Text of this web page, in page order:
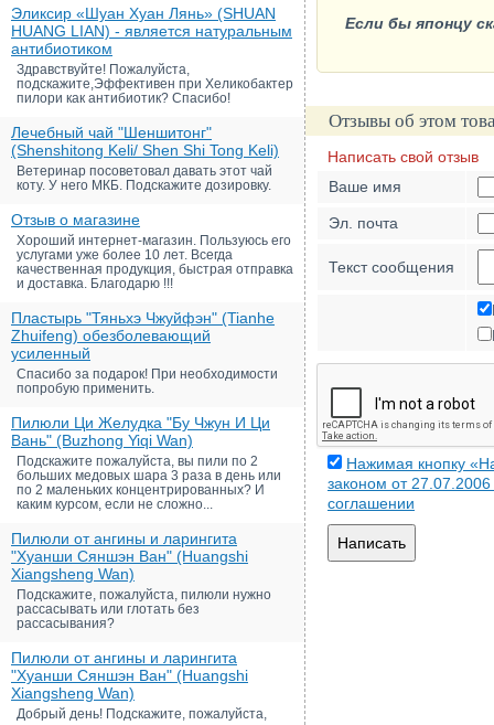
Эликсир «Шуан Хуан Лянь» (SHUAN
HUANG LIAN) - является натуральным
антибиотиком
Здравствуйте! Пожалуйста,
подскажите,Эффективен при Хеликобактер
пилори как антибиотик? Спасибо!
Лечебный чай "Шеншитонг"
(Shenshitong Keli/ Shen Shi Tong Keli)
Ветеринар посоветовал давать этот чай
коту. У него МКБ. Подскажите дозировку.
Отзыв о магазине
Хороший интернет-магазин. Пользуюсь его
услугами уже более 10 лет. Всегда
качественная продукция, быстрая отправка
и доставка. Благодарю !!!
Пластырь "Тяньхэ Чжуйфэн" (Tianhe
Zhuifeng) обезболевающий
усиленный
Спасибо за подарок! При необходимости
попробую применить.
Пилюли Ци Желудка "Бу Чжун И Ци
Вань" (Buzhong Yiqi Wan)
Подскажите пожалуйста, вы пили по 2
больших медовых шара 3 раза в день или
по 2 маленьких концентрированных? И
каким курсом, если не сложно...
Пилюли от ангины и ларингита
"Хуанши Сяншэн Ван" (Huangshi
Xiangsheng Wan)
Подскажите, пожалуйста, пилюли нужно
рассасывать или глотать без
рассасывания?
Пилюли от ангины и ларингита
"Хуанши Сяншэн Ван" (Huangshi
Xiangsheng Wan)
Добрый день! Подскажите, пожалуйста,
Если бы японцу
Отзывы об этом
Написать свой отзыв
Ваше имя
Эл. почта
Текст сообщения
Нажимая кнопку
законом от
соглашении
Написать